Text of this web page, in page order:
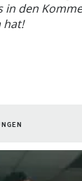
in den
hat!